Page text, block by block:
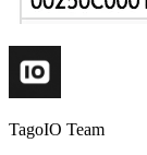
TagoIO Team